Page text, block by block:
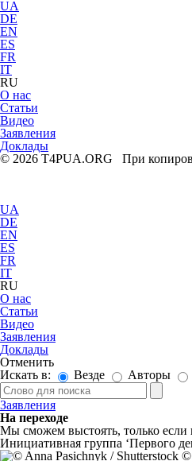
UA
DE
EN
ES
FR
IT
RU
О нас
Статьи
Видео
Заявления
Доклады
© 2026 T4PUA.ORG При
UA
DE
EN
ES
FR
IT
RU
О нас
Статьи
Видео
Заявления
Доклады
Отменить
Искать в:
Везде Авторы
Заявления
На переходе
Мы сможем выстоять, только если
Инициативная группа ‘Первого